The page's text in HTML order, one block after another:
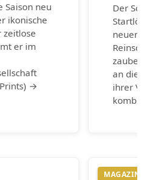
Saison neu
ikonische
er im
→
Der
neuen
an die
ihrer
MAGAZIN